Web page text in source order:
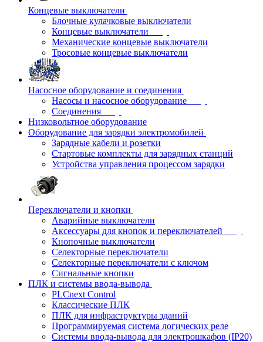
Концевые выключатели
Блочные кулачковые выключатели
Концевые выключатели
Механические концевые выключатели
Тросовые концевые выключатели
Насосное оборудование и соединения
Насосы и насосное оборудование
Соединения
Низковольтное оборудование
Оборудование для зарядки электромобилей
Зарядные кабели и розетки
Стартовые комплекты для зарядных станций
Устройства управления процессом зарядки
Переключатели и кнопки
Аварийные выключатели
Аксессуары для кнопок и переключателей
Кнопочные выключатели
Селекторные переключатели
Селекторные переключатели с ключом
Сигнальные кнопки
ПЛК и системы ввода-вывода
PLCnext Control
Классические ПЛК
ПЛК для инфраструктуры зданий
Программируемая система логических реле
Системы ввода-вывода для электрошкафов (IP20)